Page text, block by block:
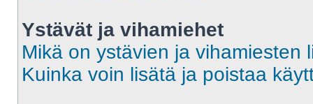
Ystävät ja vihamiehet
Mikä on ystävien ja vihamiesten
Kuinka voin lisätä ja poistaa